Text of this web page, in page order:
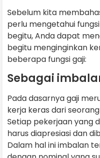
Sebelum kita
perlu mengetahui
begitu, Anda dapat
begitu menginginkan
beberapa fungsi gaji:
Sebagai
Pada dasarnya gaji
kerja keras dari
Setiap pekerjaan yang
harus diapresiasi dan
Dalam hal ini imbalan